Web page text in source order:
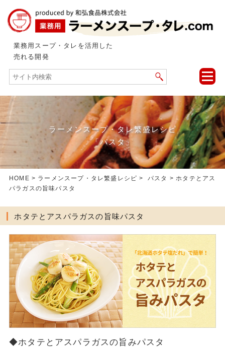
業務用スープ・タレを活用した
売れる開発
toggle
ラーメンスープ・タレ繁盛レシピ
「パスタ」
HOME > ラーメンスープ・タレ繁盛レシピ > パスタ > ホタテとアス
パラガスの旨味パスタ
ホタテとアスパラガスの旨味パスタ
◆ホタテとアスパラガスの旨みパスタ